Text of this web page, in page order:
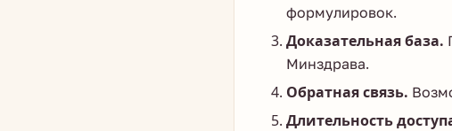
формулировок.
Доказательная база.
Минздрава.
Обратная связь.
Длительность